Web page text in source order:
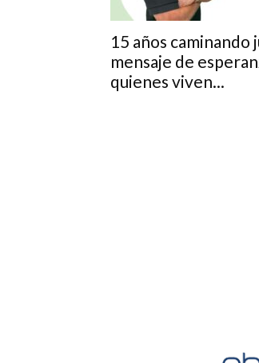
15 años caminando
mensaje de
quienes viven...